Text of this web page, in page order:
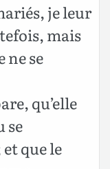
je leur
mais
ne se
qu’elle
se
que le